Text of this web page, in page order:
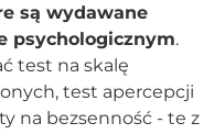
są wydawane
psychologicznym.
test na skalę
test apercepcji
na bezsenność - te z